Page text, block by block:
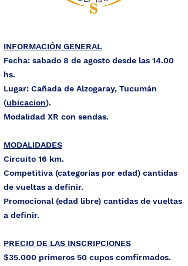
INFORMACIÓN GENERAL
Fecha: sabado 8 de agosto desde las 14.00
hs.
Lugar: Cañada de Alzogaray, Tucumán
(ubicacion).
Modalidad XR con sendas.
MODALIDADES
Circuito 16 km.
Competitiva (categorías por edad) cantidas
de vueltas a definir.
Promocional (edad libre) cantidas de vueltas
a definir.
PRECIO DE LAS INSCRIPCIONES
$35.000 primeros 50 cupos comfirmados.